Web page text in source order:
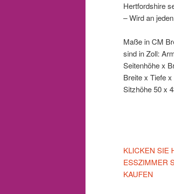
Hertfordshire
– Wird an
Maße in CM
sind in Zoll:
Seitenhöhe x
Breite x Tiefe
Sitzhöhe 50 x
KLICKEN SIE
ESSZIMMER
KAUFEN